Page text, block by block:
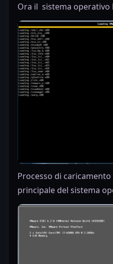
Ora il sistema operativo
Processo di
principale del sistema